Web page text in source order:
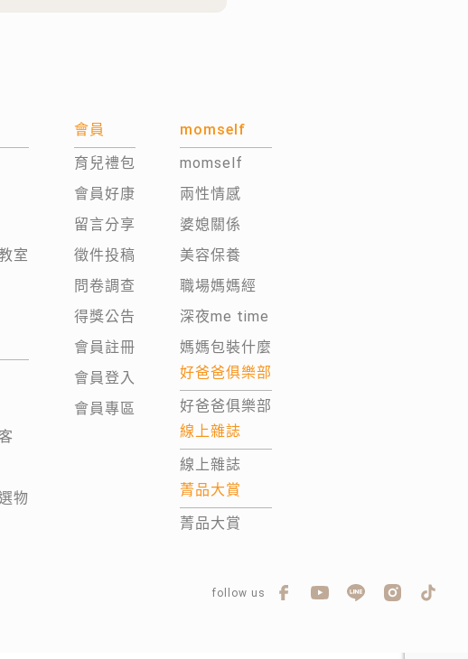
室
物
會員
育兒禮包
會員好康
留言分享
徵件投稿
問卷調查
得獎公告
會員註冊
會員登入
會員專區
momself
momself
兩性情感
婆媳關係
美容保養
職場媽媽經
深夜me time
媽媽包裝什麼
好爸爸俱樂部
好爸爸俱樂部
線上雜誌
線上雜誌
菁品大賞
菁品大賞
follow us